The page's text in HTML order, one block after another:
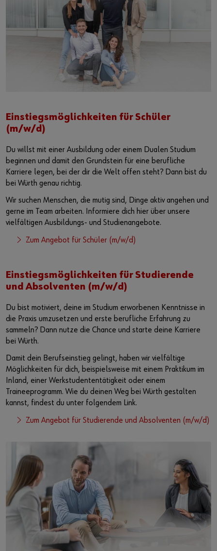
Einstiegsmöglichkeiten für Schüler
(m/w/d)
Du willst mit einer Ausbildung oder einem Dualen Studium
beginnen und damit den Grundstein für eine berufliche
Karriere legen, bei der dir die Welt offen steht? Dann bist du
bei Würth genau richtig.
Wir suchen Menschen, die mutig sind, Dinge aktiv angehen und
gerne im Team arbeiten. Informiere dich hier über unsere
vielfältigen Ausbildungs- und Studienangebote.
Zum Angebot für Schüler (m/w/d)
Einstiegsmöglichkeiten für Studierende
und Absolventen (m/w/d)
Du bist motiviert, deine im Studium erworbenen Kenntnisse in
die Praxis umzusetzen und erste berufliche Erfahrung zu
sammeln? Dann nutze die Chance und starte deine Karriere
bei Würth.
Damit dein Berufseinstieg gelingt, haben wir vielfältige
Möglichkeiten für dich, beispielsweise mit einem Praktikum im
Inland, einer Werkstudententätigkeit oder einem
Traineeprogramm. Wie du deinen Weg bei Würth gestalten
kannst, findest du unter folgendem Link.
Zum Angebot für Studierende und Absolventen (m/w/d)